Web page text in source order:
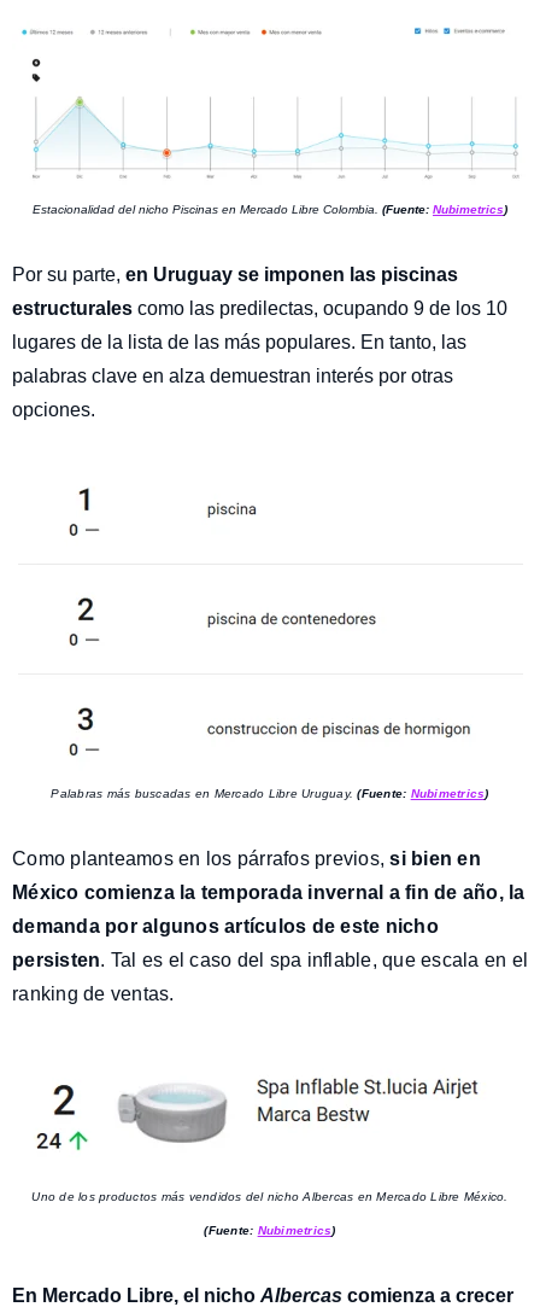
Estacionalidad del nicho Piscinas en Mercado Libre Colombia. (Fuente: Nubimetrics)
Por su parte, en Uruguay se imponen las piscinas
estructurales como las predilectas, ocupando 9 de los 10
lugares de la lista de las más populares. En tanto, las
palabras clave en alza demuestran interés por otras
opciones.
Palabras más buscadas en Mercado Libre Uruguay.(Fuente: Nubimetrics)
Como planteamos en los párrafos previos,si bien en
México comienza la temporada invernal a fin de año, la
demanda por algunos artículos de este nicho
persisten. Tal es el caso del spa inflable, que escala en el
ranking de ventas.
Uno de los productos más vendidos del nicho Albercas en Mercado Libre México.
(Fuente: Nubimetrics)
En Mercado Libre, el nicho Albercas comienza a crecer